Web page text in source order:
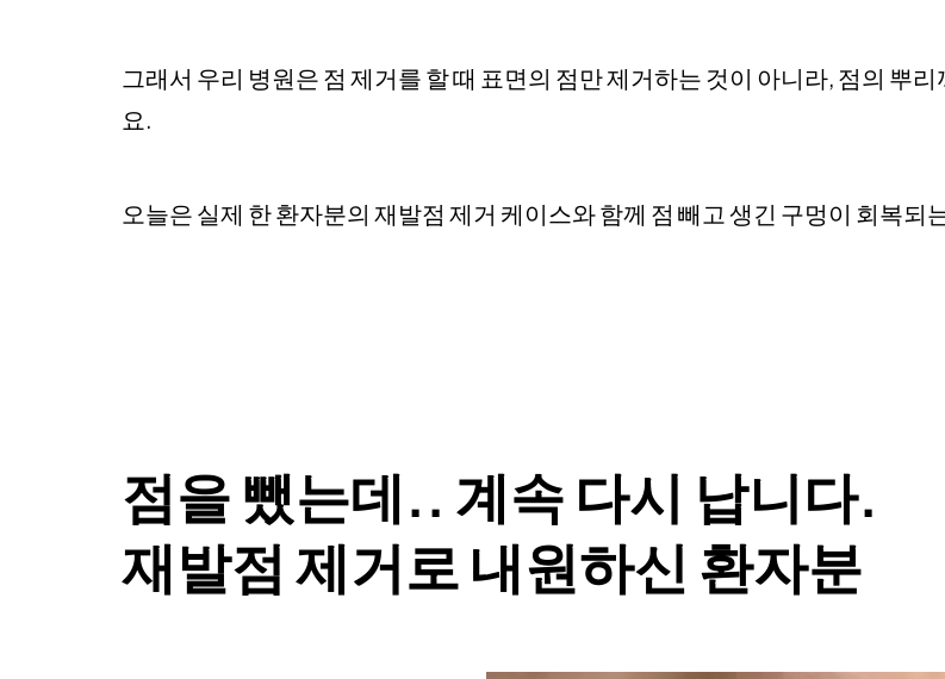
그래서 우리 병원은 점 제거를 할 때 표면의 점만 제거하는 것이 아니라, 점의 뿌
요.
오늘은 실제 한 환자분의 재발점 제거 케이스와 함께 점 빼고 생긴 구멍이 회복
점을 뺐는데.. 계속 다시 납니다.
재발점 제거로 내원하신 환자분